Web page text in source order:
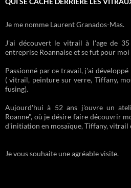
Je me nomme Laurent Granados-Mas.
J'ai découvert le vitrail à l'age de
entreprise Roannaise et se fut pour
Passionné par ce travail, j'ai
( vitrail, peinture sur verre, Tiffany,
fusing).
Aujourd'hui à 52 ans j'ouvre un
Roanne", où je désire faire découvrir
d'initiation en mosaïque, Tiffany, vitrail
Je vous souhaite une agréable visite.